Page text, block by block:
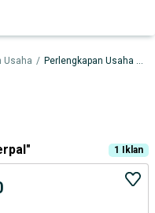
Usaha / Perlengkapan Usaha dalam Jakarta D.K.I.
" 1 Iklan